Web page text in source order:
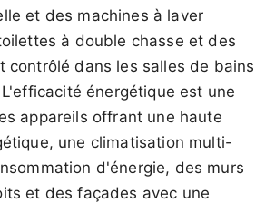
et des machines à laver
à double chasse et des
contrôlé dans les salles de bains
énergétique est une
appareils offrant une haute
une climatisation multi-
d'énergie, des murs
et des façades avec une